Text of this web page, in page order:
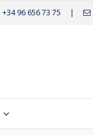
|
+34 96 656 73 75